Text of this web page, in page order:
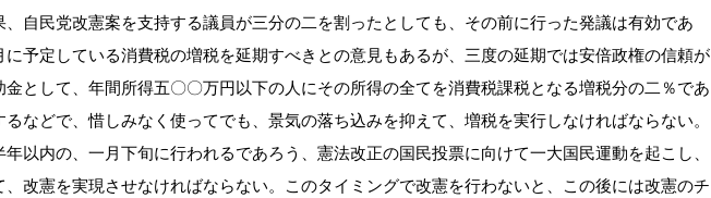
自民党改憲案を支持する議員が三分の二を割ったとしても、その前に行った発議は有効であ
に予定している消費税の増税を延期すべきとの意見もあるが、三度の延期では安倍政権の信頼が
として、年間所得五〇〇万円以下の人にその所得の全てを消費税課税となる増税分の二％であ
などで、惜しみなく使ってでも、景気の落ち込みを抑えて、増税を実行しなければならない。
以内の、一月下旬に行われるであろう、憲法改正の国民投票に向けて一大国民運動を起こし、
改憲を実現させなければならない。このタイミングで改憲を行わないと、この後には改憲のチ